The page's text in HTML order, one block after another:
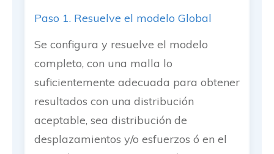
Paso 1. Resuelve el modelo Global
Se configura y resuelve el modelo
completo, con una malla lo
suficientemente adecuada para obtener
resultados con una distribución
aceptable, sea distribución de
desplazamientos y/o esfuerzos ó en el